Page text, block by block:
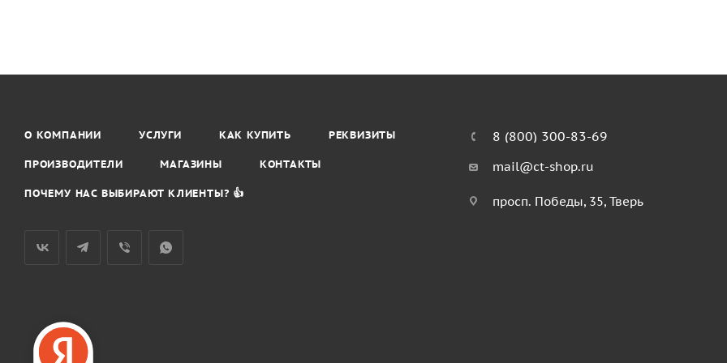
О КОМПАНИИ УСЛУГИ КАК КУПИТЬ РЕКВИЗИТЫ
ПРОИЗВОДИТЕЛИ МАГАЗИНЫ КОНТАКТЫ
ПОЧЕМУ НАС ВЫБИРАЮТ КЛИЕНТЫ? 👍
8 (800) 300-83-69
mail@ct-shop.ru
просп. Победы, 35, Тверь